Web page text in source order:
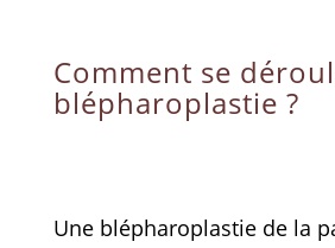
Comment se
blépharoplastie ?
Une blépharoplastie de la